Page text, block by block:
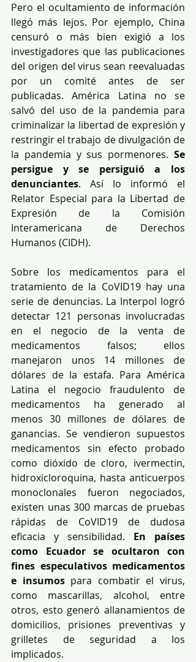
Pero el ocultamiento de información
llegó más lejos. Por ejemplo, China
censuró o más bien exigió a los
investigadores que las publicaciones
del origen del virus sean reevaluadas
por un comité antes de ser
publicadas. América Latina no se
salvó del uso de la pandemia para
criminalizar la libertad de expresión y
restringir el trabajo de divulgación de
la pandemia y sus pormenores. Se
persigue y se persiguió a los
denunciantes. Así lo informó el
Relator Especial para la Libertad de
Expresión de la Comisión
Interamericana de Derechos
Humanos (CIDH).
Sobre los medicamentos para el
tratamiento de la CoVID19 hay una
serie de denuncias. La Interpol logró
detectar 121 personas involucradas
en el negocio de la venta de
medicamentos falsos; ellos
manejaron unos 14 millones de
dólares de la estafa. Para América
Latina el negocio fraudulento de
medicamentos ha generado al
menos 30 millones de dólares de
ganancias. Se vendieron supuestos
medicamentos sin efecto probado
como dióxido de cloro, ivermectin,
hidroxicloroquina, hasta anticuerpos
monoclonales fueron negociados,
existen unas 300 marcas de pruebas
rápidas de CoVID19 de dudosa
eficacia y sensibilidad. En países
como Ecuador se ocultaron con
fines especulativos medicamentos
e insumos para combatir el virus,
como mascarillas, alcohol, entre
otros, esto generó allanamientos de
domicilios, prisiones preventivas y
grilletes de seguridad a los
implicados.